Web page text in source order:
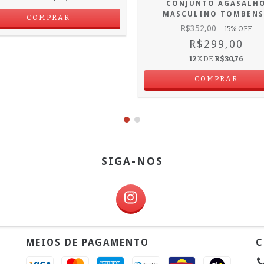
COMPRAR
CONJUNTO AGASALHO
MASCULINO
R$352,00 15% OFF
R$299,00
12X DE R$30,76
COMPRAR
SIGA-NOS
MEIOS DE PAGAMENTO